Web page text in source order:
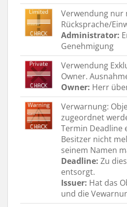
Verwendung nur
Rücksprache/
Administrator:
Genehmigung
Verwendung
Owner.
Owner: Herr
Verwarnung:
zugeordnet
Termin Deadline
Besitzer nicht
seinem Namen
Deadline: Zu
entsorgt.
Issuer: Hat das
und die